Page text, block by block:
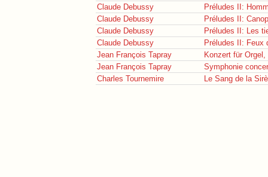
Claude Debussy
Préludes II:
Claude Debussy
Préludes II:
Claude Debussy
Préludes II: Les
Claude Debussy
Préludes II: Feux
Jean François Tapray
Konzert für
Jean François Tapray
Symphonie
Charles Tournemire
Le Sang de la